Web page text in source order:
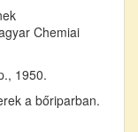
Chemiai
1950.
a bőriparban.